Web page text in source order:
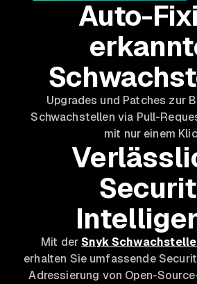
Auto-
Upgrades und Patches zur
Schwachstellen via Pull-
mit nur einem
Mit der Snyk
erhalten Sie umfassende
Adressierung von Open-